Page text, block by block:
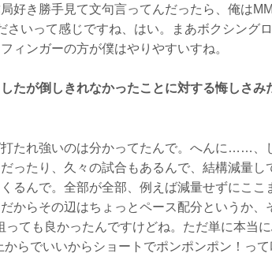
好き勝手見て文句言ってんだったら、俺は
さいって感じですね、はい。まあボクシング
ィンガーの方が僕はやりやすいすね。
たが倒しきれなかったことに対する悔しさみ
たれ強いのは分かってたんで。へんに……、
ったり、久々の試合もあるんで、結構減量し
るんで。全部が全部、例えば減量せずにここ
からその辺はちょっとペース配分というか、
っても良かったんですけどね。ただ単に本当
らでいいからショートでポンポンポン！っ